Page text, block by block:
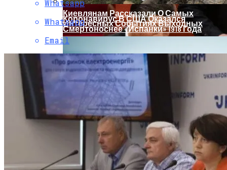
Коронавирус В США Оказался
Смертоноснее «испанки» 1918 Года
Киевлянам Рассказали О Самых
Интересных Событиях Выходных
Whatsapp
Whatsapp
Email